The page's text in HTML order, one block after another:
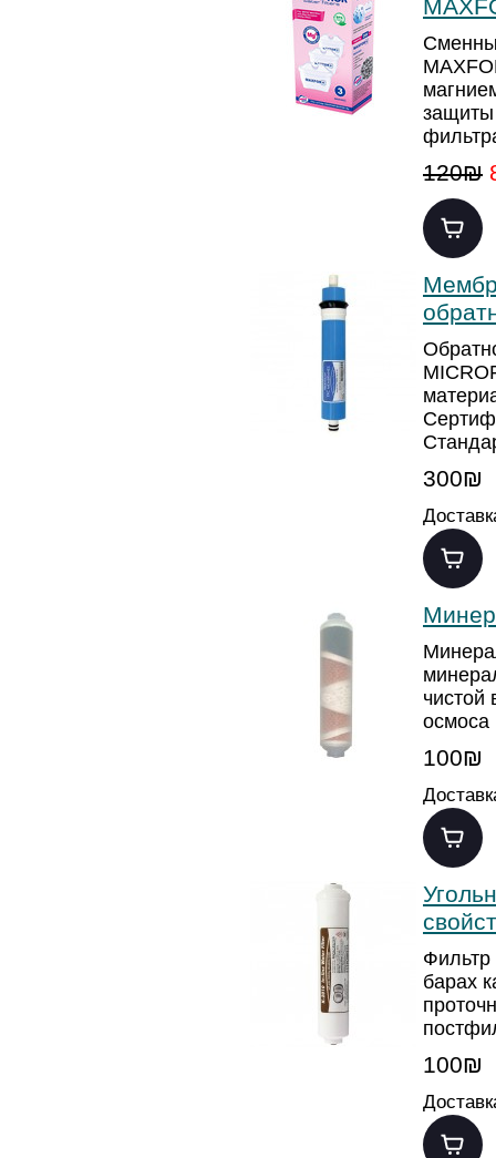
защиты
120₪
300₪
чистой
осмоса
100₪
Фильтр
барах
100₪